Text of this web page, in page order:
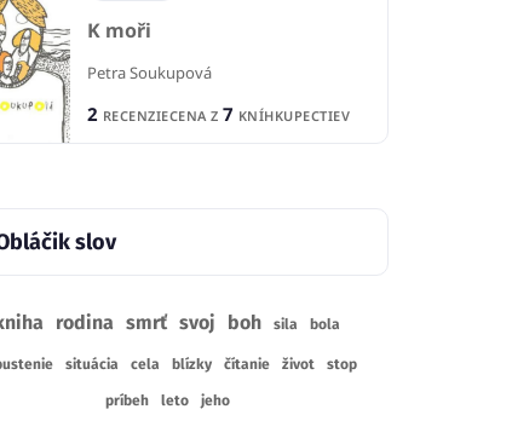
K moři
Petra Soukupová
2 RECENZIECENA Z 7 KNÍHKUPECTIEV
slov
rodina smrť svoj boh sila bola
situácia cela blízky čítanie život stop
príbeh leto jeho